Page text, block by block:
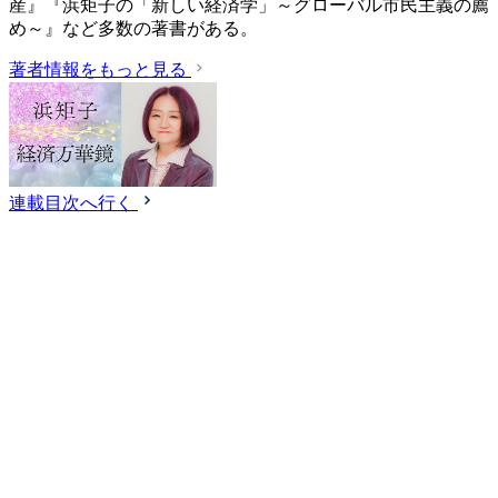
産』『浜矩子の「新しい経済学」～グローバル市民主義の薦
め～』など多数の著書がある。
著者情報をもっと見る
連載目次へ行く